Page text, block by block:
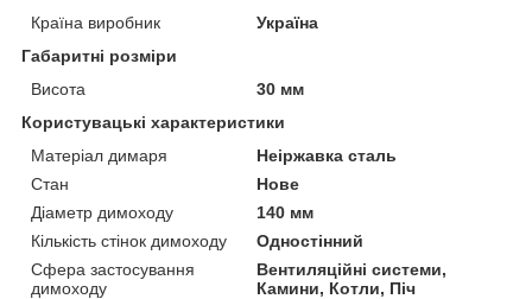
Країна виробник
Україна
Габаритні розміри
Висота
30 мм
Користувацькі характеристики
Матеріал димаря
Неіржавка сталь
Стан
Нове
Діаметр димоходу
140 мм
Кількість стінок димоходу
Одностінний
Сфера застосування
димоходу
Вентиляційні системи,
Камини, Котли, Піч